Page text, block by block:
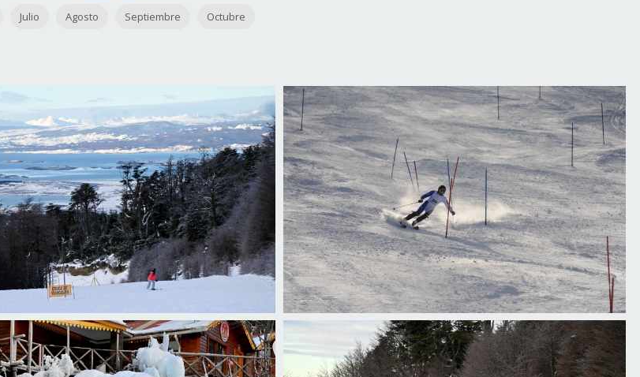
Julio Agosto Septiembre Octubre